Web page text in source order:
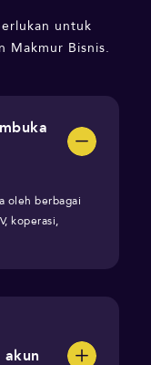
untuk
Makmur Bisnis.
oleh berbagai
koperasi,